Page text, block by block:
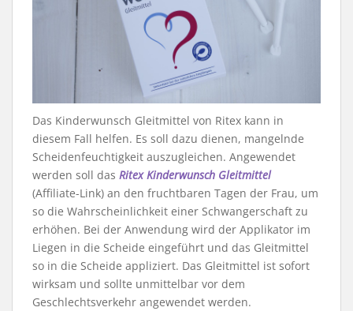
Das Kinderwunsch Gleitmittel von Ritex kann in
diesem Fall helfen. Es soll dazu dienen, mangelnde
Scheidenfeuchtigkeit auszugleichen. Angewendet
werden soll das Ritex Kinderwunsch Gleitmittel
(Affiliate-Link) an den fruchtbaren Tagen der Frau, um
so die Wahrscheinlichkeit einer Schwangerschaft zu
erhöhen. Bei der Anwendung wird der Applikator im
Liegen in die Scheide eingeführt und das Gleitmittel
so in die Scheide appliziert. Das Gleitmittel ist sofort
wirksam und sollte unmittelbar vor dem
Geschlechtsverkehr angewendet werden.